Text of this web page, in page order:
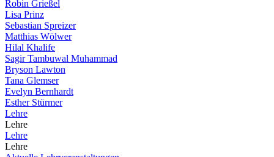
Robin Grießel
Lisa Prinz
Sebastian Spreizer
Matthias Wölwer
Hilal Khalife
Sagir Tambuwal Muhammad
Bryson Lawton
Tana Glemser
Evelyn Bernhardt
Esther Stürmer
Lehre
Lehre
Lehre
Lehre